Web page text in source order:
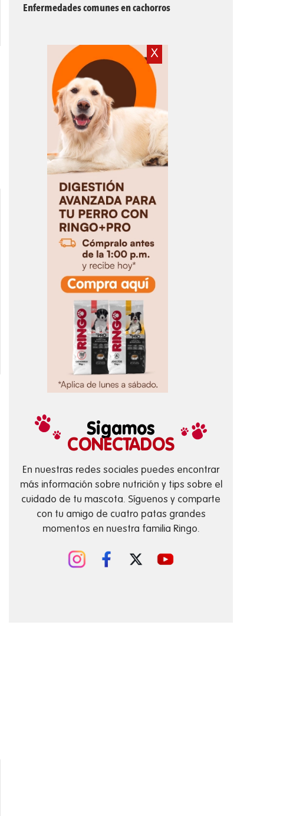
Enfermedades comunes en cachorros
X
Sigamos
CONECTADOS
En nuestras redes sociales puedes encontrar
más información sobre nutrición y tips sobre el
cuidado de tu mascota. Síguenos y comparte
con tu amigo de cuatro patas grandes
momentos en nuestra familia Ringo.